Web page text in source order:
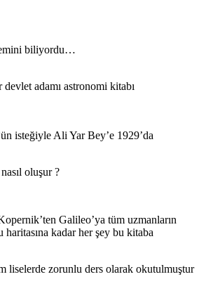
biliyordu…
adamı astronomi kitabı
isteğiyle Ali Yar Bey’e 1929’da
oluşur ?
Galileo’ya tüm uzmanların
kadar her şey bu kitaba
liselerde zorunlu ders olarak okutulmuştur